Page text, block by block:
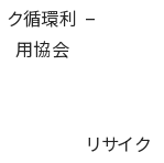
ク循環利
用協会
–
リサイク